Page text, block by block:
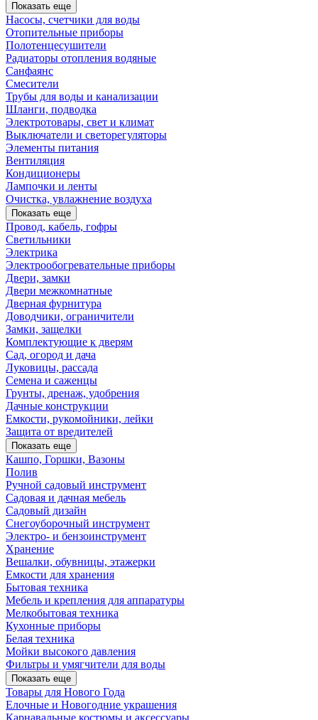
Показать еще
Насосы, счетчики для воды
Отопительные приборы
Полотенцесушители
Радиаторы отопления водяные
Санфаянс
Смесители
Трубы для воды и канализации
Шланги, подводка
Электротовары, свет и климат
Выключатели и светорегуляторы
Элементы питания
Вентиляция
Кондиционеры
Лампочки и ленты
Очистка, увлажнение воздуха
Показать еще
Провод, кабель, гофры
Светильники
Электрика
Электрообогревательные приборы
Двери, замки
Двери межкомнатные
Дверная фурнитура
Доводчики, ограничители
Замки, защелки
Комплектующие к дверям
Сад, огород и дача
Луковицы, рассада
Семена и саженцы
Грунты, дренаж, удобрения
Дачные конструкции
Емкости, рукомойники, лейки
Защита от вредителей
Показать еще
Кашпо, Горшки, Вазоны
Полив
Ручной садовый инструмент
Садовая и дачная мебель
Садовый дизайн
Снегоуборочный инструмент
Электро- и бензоинструмент
Хранение
Вешалки, обувницы, этажерки
Емкости для хранения
Бытовая техника
Мебель и крепления для аппаратуры
Мелкобытовая техника
Кухонные приборы
Белая техника
Мойки высокого давления
Фильтры и умягчители для воды
Показать еще
Товары для Нового Года
Елочные и Новогодние украшения
Карнавальные костюмы и аксессуары